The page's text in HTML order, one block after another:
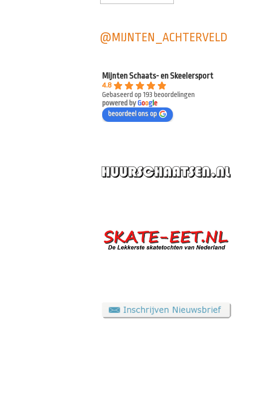
@MIJNTEN_ACHTERVELD
Mijnten Schaats- en Skeelersport
4.8
Gebaseerd op 193 beoordelingen
powered byGoogle
beoordeel ons op